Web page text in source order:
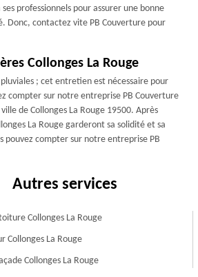
professionnels pour assurer une bonne
Donc, contactez vite PB Couverture pour
Collonges La Rouge
; cet entretien est nécessaire pour
compter sur notre entreprise PB Couverture
de Collonges La Rouge 19500. Après
La Rouge garderont sa solidité et sa
pouvez compter sur notre entreprise PB
Autres services
Collonges La Rouge
Collonges La Rouge
Collonges La Rouge